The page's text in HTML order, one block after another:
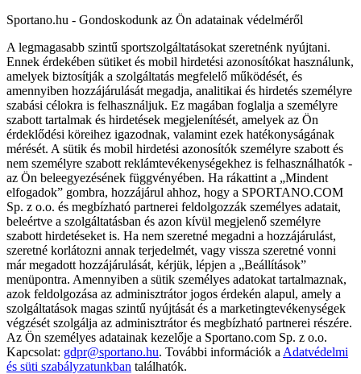
Sportano.hu - Gondoskodunk az Ön adatainak védelméről
A legmagasabb szintű sportszolgáltatásokat szeretnénk nyújtani.
Ennek érdekében sütiket és mobil hirdetési azonosítókat használunk,
amelyek biztosítják a szolgáltatás megfelelő működését, és
amennyiben hozzájárulását megadja, analitikai és hirdetés személyre
szabási célokra is felhasználjuk. Ez magában foglalja a személyre
szabott tartalmak és hirdetések megjelenítését, amelyek az Ön
érdeklődési köreihez igazodnak, valamint ezek hatékonyságának
mérését. A sütik és mobil hirdetési azonosítók személyre szabott és
nem személyre szabott reklámtevékenységekhez is felhasználhatók -
az Ön beleegyezésének függvényében. Ha rákattint a „Mindent
elfogadok” gombra, hozzájárul ahhoz, hogy a SPORTANO.COM
Sp. z o.o. és megbízható partnerei feldolgozzák személyes adatait,
beleértve a szolgáltatásban és azon kívül megjelenő személyre
szabott hirdetéseket is. Ha nem szeretné megadni a hozzájárulást,
szeretné korlátozni annak terjedelmét, vagy vissza szeretné vonni
már megadott hozzájárulását, kérjük, lépjen a „Beállítások”
menüpontra. Amennyiben a sütik személyes adatokat tartalmaznak,
azok feldolgozása az adminisztrátor jogos érdekén alapul, amely a
szolgáltatások magas szintű nyújtását és a marketingtevékenységek
végzését szolgálja az adminisztrátor és megbízható partnerei részére.
Az Ön személyes adatainak kezelője a Sportano.com Sp. z o.o.
Kapcsolat: gdpr@sportano.hu. További információk a Adatvédelmi
és süti szabályzatunkban találhatók.